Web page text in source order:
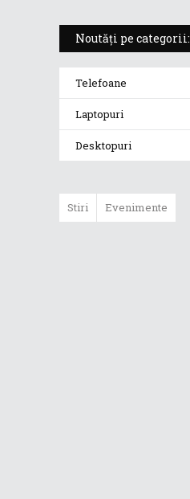
Noutăți pe categorii:
Telefoane
Laptopuri
Desktopuri
Stiri Evenimente